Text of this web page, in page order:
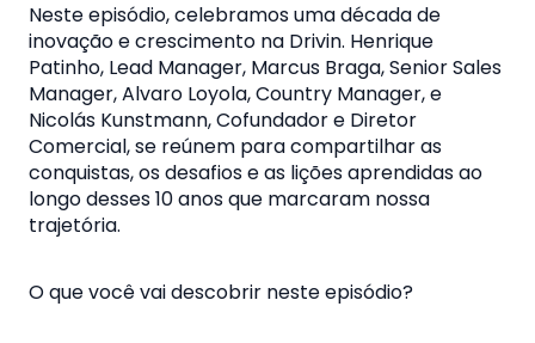
Neste episódio, celebramos uma década de
inovação e crescimento na Drivin. Henrique
Patinho, Lead Manager, Marcus Braga, Senior Sales
Manager, Alvaro Loyola, Country Manager, e
Nicolás Kunstmann, Cofundador e Diretor
Comercial, se reúnem para compartilhar as
conquistas, os desafios e as lições aprendidas ao
longo desses 10 anos que marcaram nossa
trajetória.
O que você vai descobrir neste episódio?